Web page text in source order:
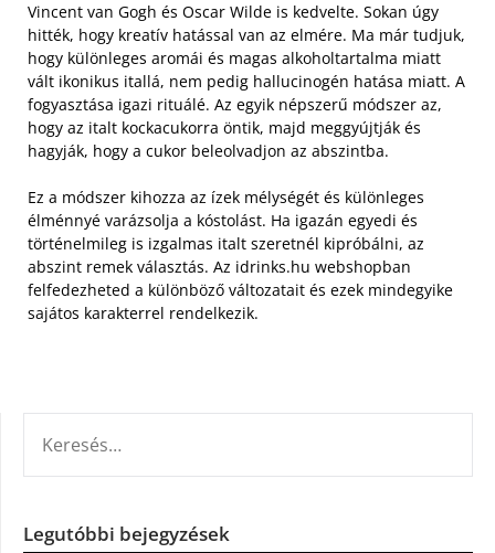
Vincent van Gogh és Oscar Wilde is kedvelte. Sokan úgy
hitték, hogy kreatív hatással van az elmére. Ma már tudjuk,
hogy különleges aromái és magas alkoholtartalma miatt
vált ikonikus itallá, nem pedig hallucinogén hatása miatt. A
fogyasztása igazi rituálé. Az egyik népszerű módszer az,
hogy az italt kockacukorra öntik, majd meggyújtják és
hagyják, hogy a cukor beleolvadjon az abszintba.
Ez a módszer kihozza az ízek mélységét és különleges
élménnyé varázsolja a kóstolást. Ha igazán egyedi és
történelmileg is izgalmas italt szeretnél kipróbálni, az
abszint remek választás. Az idrinks.hu webshopban
felfedezheted a különböző változatait és ezek mindegyike
sajátos karakterrel rendelkezik.
Legutóbbi bejegyzések